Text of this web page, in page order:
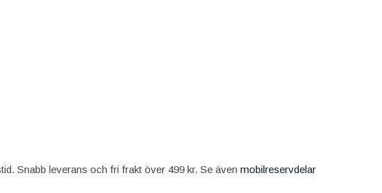
Snabb leverans och fri frakt över 499 kr. Se även mobilreservdelar